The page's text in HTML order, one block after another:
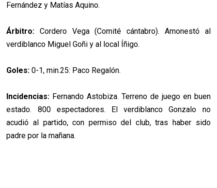
Fernández y Matías Aquino.
Árbitro: Cordero Vega (Comité cántabro). Amonestó al
verdiblanco Miguel Goñi y al local Íñigo.
Goles: 0-1, min.25: Paco Regalón.
Incidencias: Fernando Astobiza. Terreno de juego en buen
estado. 800 espectadores. El verdiblanco Gonzalo no
acudió al partido, con permiso del club, tras haber sido
padre por la mañana.